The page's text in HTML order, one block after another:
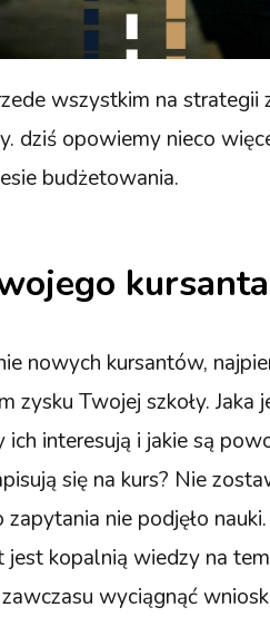
wszystkim na strategii
dziś opowiemy nieco
budżetowania.
kursanta
nowych kursantów,
zysku Twojej szkoły. Jaka
interesują i jakie są
się na kurs? Nie
nie podjęło
kopalnią wiedzy na
wyciągnąć